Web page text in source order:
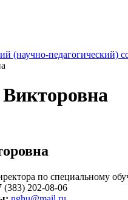
(научно-педагогический)
по специальному
(383) 202-08-06